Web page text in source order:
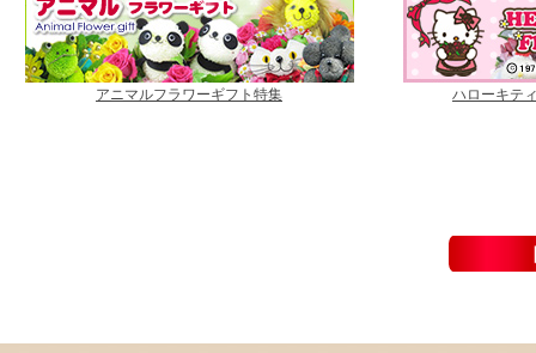
アニマルフラワーギフト特集 ハローキテ